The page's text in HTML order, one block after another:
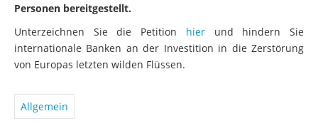
Personen bereitgestellt.
Unterzeichnen Sie die Petition hierund hindern Sie
internationale Banken an der Investition in die Zerstörung
von Europas letzten wilden Flüssen.
Allgemein